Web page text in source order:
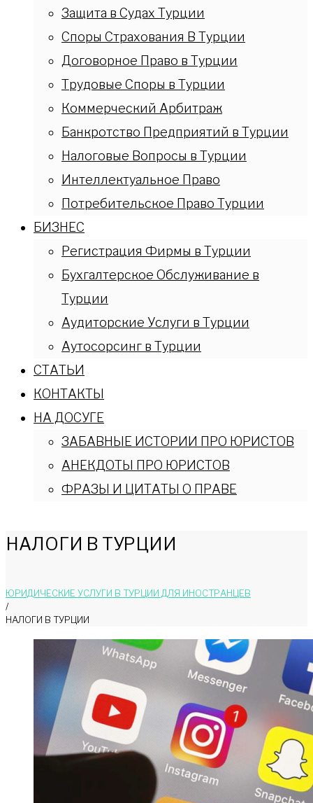
Защита в Судах Турции
Споры Страхования В Турции
Договорное Право в Турции
Трудовые Споры в Турции
Коммерческий Арбитраж
Банкротство Предприятий в Турции
Налоговые Вопросы в Турции
Интеллектуальное Право
Потребительское Право Турции
БИЗНЕС
Регистрация Фирмы в Турции
Бухгалтерское Обслуживание в
Турции
Аудиторские Услуги в Турции
Аутосорсинг в Турции
СТАТЬИ
КОНТАКТЫ
НА ДОСУГЕ
ЗАБАВНЫЕ ИСТОРИИ ПРО ЮРИСТОВ
АНЕКДОТЫ ПРО ЮРИСТОВ
ФРАЗЫ И ЦИТАТЫ О ПРАВЕ
НАЛОГИ В ТУРЦИИ
ЮРИДИЧЕСКИЕ УСЛУГИ В ТУРЦИИ ДЛЯ ИНОСТРАНЦЕВ
/
НАЛОГИ В ТУРЦИИ